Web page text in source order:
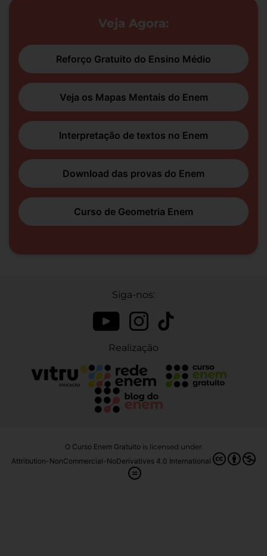
Veja Agora:
Reforço Gratuito do Ensino Médio
Veja os Mapas Mentais do Enem
Interpretação de textos no Enem
Download das provas do Enem
Curso de Geometria Enem
Siga-nos:
Realização
O Curso Enem Gratuito is licensed under
Attribution-NonCommercial-NoDerivatives 4.0 International